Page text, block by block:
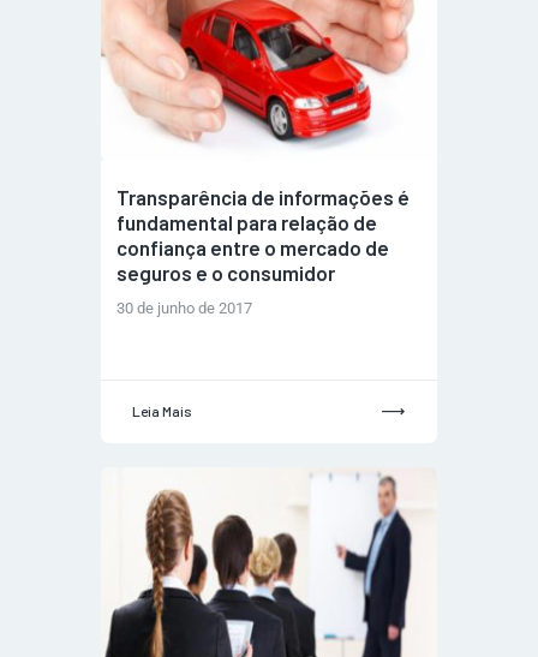
Transparência de informações é
fundamental para relação de
confiança entre o mercado de
seguros e o consumidor
30 de junho de 2017
Leia Mais